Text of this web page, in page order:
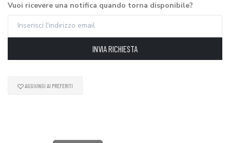
Vuoi ricevere una notifica quando torna disponibile?
INVIA RICHIESTA
AGGIUNGI AI PREFERITI